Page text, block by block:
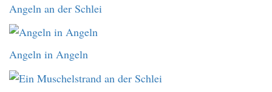
Angeln an der Schlei
Angeln in Angeln